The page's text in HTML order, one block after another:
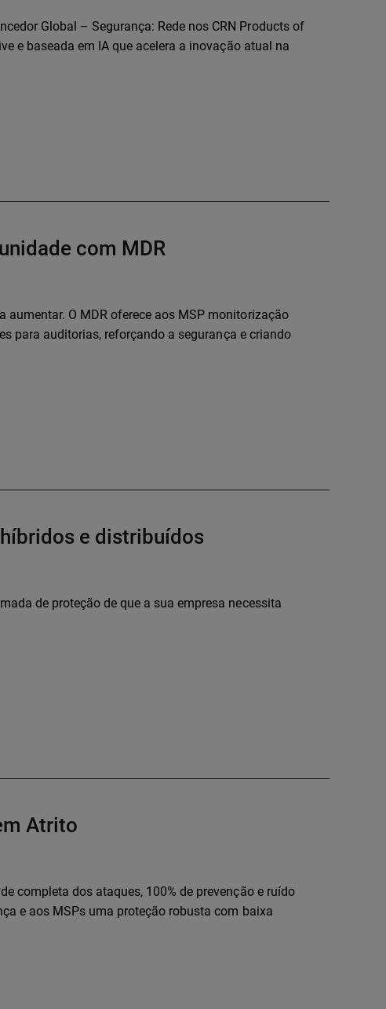
Global – Segurança: Rede nos CRN Products of
e baseada em IA que acelera a inovação atual na
com MDR
O MDR oferece aos MSP monitorização
para auditorias, reforçando a segurança e criando
e distribuídos
de proteção de que a sua empresa necessita
Atrito
completa dos ataques, 100% de prevenção e ruído
e aos MSPs uma proteção robusta com baixa